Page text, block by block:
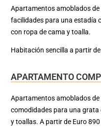
Apartamentos amoblados
facilidades para una estadía
con ropa de cama y toalla.
Habitación sencilla a partir de
APARTAMENTO
Apartamentos amoblados
comodidades para una grata
y toallas. A partirde Euro